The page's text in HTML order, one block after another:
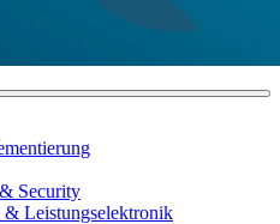
Security
Leistungselektronik